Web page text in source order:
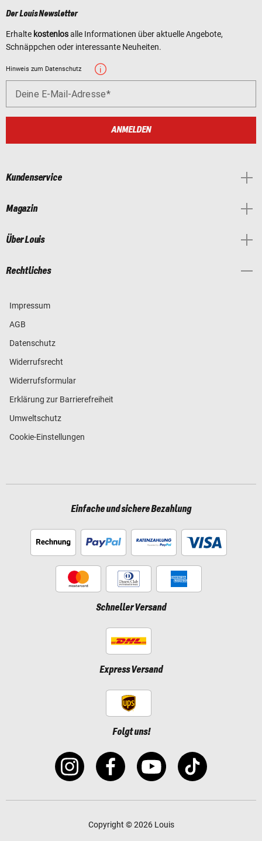
Der Louis Newsletter
Erhalte kostenlosalle Informationen über aktuelle Angebote,
Schnäppchen oder interessante Neuheiten.
Hinweis zum Datenschutz
Deine E-Mail-Adresse
ANMELDEN
Kundenservice
Magazin
Über Louis
Rechtliches
Impressum
AGB
Datenschutz
Widerrufsrecht
Widerrufsformular
Erklärung zur Barrierefreiheit
Umweltschutz
Cookie-Einstellungen
Einfache und sichere Bezahlung
Schneller Versand
Express Versand
Folgt uns!
Copyright © 2026 Louis